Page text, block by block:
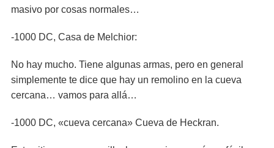
masivo por cosas normales…
-1000 DC, Casa de Melchior:
No hay mucho. Tiene algunas armas, pero en general
simplemente te dice que hay un remolino en la cueva
cercana… vamos para allá…
-1000 DC, «cueva cercana» Cueva de Heckran.